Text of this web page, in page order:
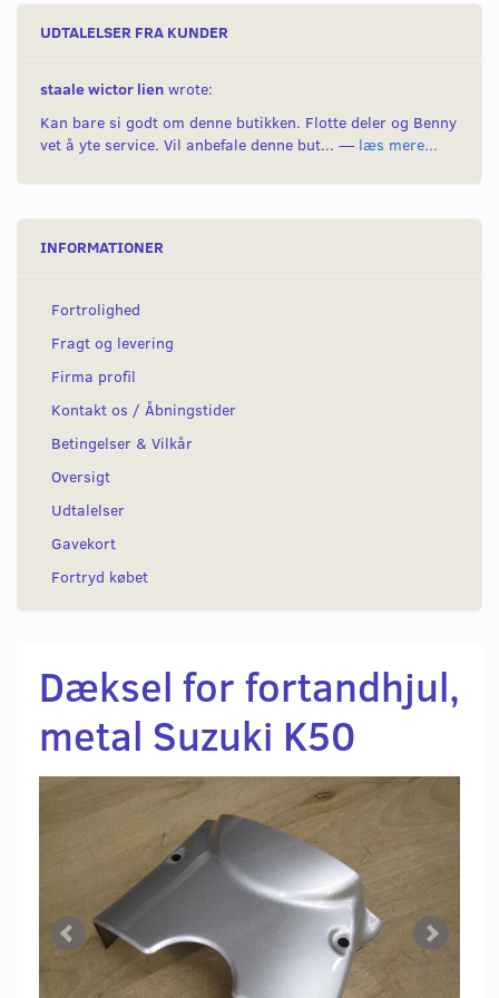
UDTALELSER FRA KUNDER
staale wictor lien wrote:
Kan bare si godt om denne butikken. Flotte deler og Benny
vet å yte service. Vil anbefale denne but... — læs mere...
INFORMATIONER
Fortrolighed
Fragt og levering
Firma profil
Kontakt os / Åbningstider
Betingelser & Vilkår
Oversigt
Udtalelser
Gavekort
Fortryd købet
Dæksel for fortandhjul,
metal Suzuki K50